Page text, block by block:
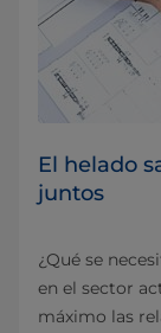
El helado
juntos
¿Qué se
en el sector
máximo las